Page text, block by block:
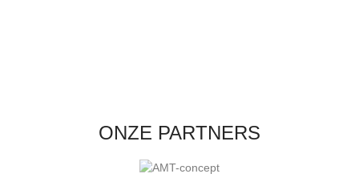
ONZE PARTNERS